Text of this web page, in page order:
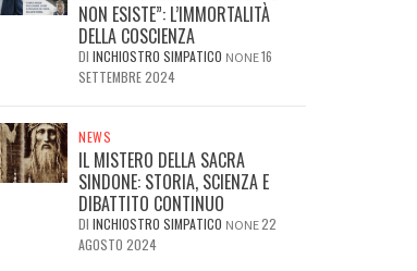
NON ESISTE”: L’IMMORTALITÀ
DELLA COSCIENZA
DI INCHIOSTRO SIMPATICO NONE16
SETTEMBRE 2024
NEWS
IL MISTERO DELLA SACRA
SINDONE: STORIA, SCIENZA E
DIBATTITO CONTINUO
DI INCHIOSTRO SIMPATICO NONE22
AGOSTO 2024